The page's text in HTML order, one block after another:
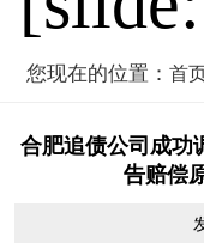
您现在的位置： 首
合肥追债公司成功
告赔偿